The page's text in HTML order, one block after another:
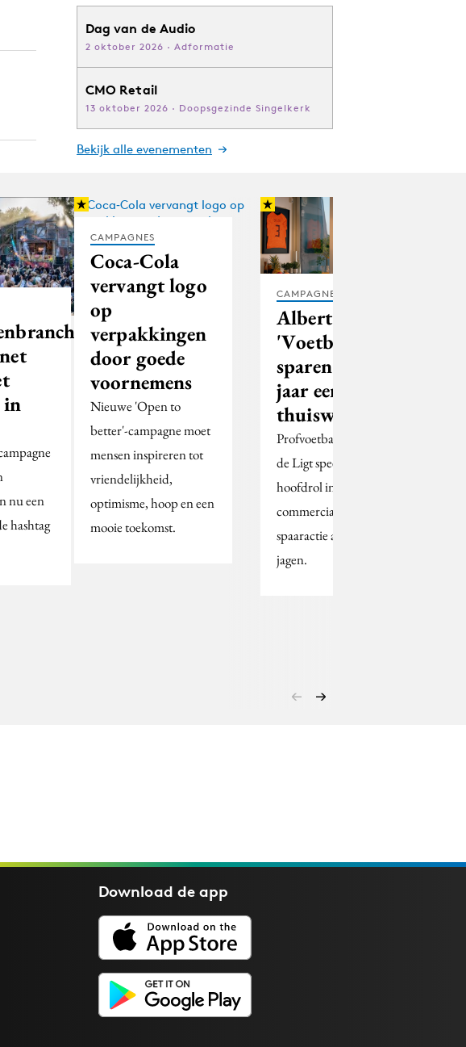
Dag van de Audio
2 oktober 2026 · Adformatie
CMO Retail
13 oktober 2026 · Doopsgezinde Singelkerk
Bekijk alle evenementen
in
nu een
hashtag
CAMPAGNES
Coca‑Cola
vervangt logo
op
verpakkingen
door goede
voornemens
Nieuwe 'Open to
better'-campagne moet
mensen inspireren tot
vriendelijkheid,
optimisme, hoop en een
mooie toekomst.
CAMPAGNES
Albert Heijn:
'Voetbalplaatjes
sparen is dit
jaar een
thuiswedstrijd'
Profvoetballer Matthijs
de Ligt speelt de
hoofdrol in de
commercial die de
spaaractie aan moet
jagen.
Download deapp